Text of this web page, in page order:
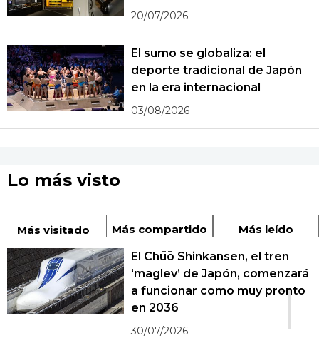
20/07/2026
El sumo se globaliza: el
deporte tradicional de Japón
en la era internacional
03/08/2026
Lo más visto
Más visitado Más compartido Más leído
1
El Chūō Shinkansen, el tren
‘maglev’ de Japón, comenzará
a funcionar como muy pronto
en 2036
30/07/2026